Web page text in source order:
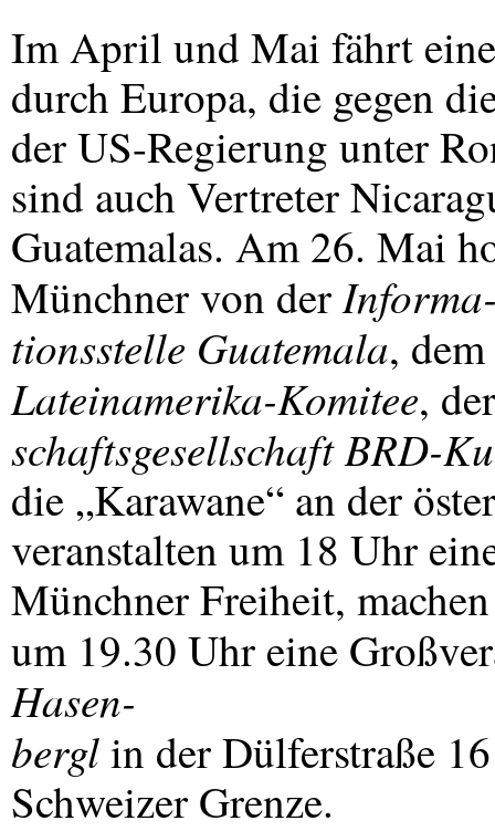
Im April und Mai fährt
durch Europa, die gegen
der US-Regierung unter
sind auch Vertreter
Guatemalas. Am 26. Mai
Münchner von der
tionsstelle Guatemala, dem
Lateinamerika-Komitee,
schaftsgesellschaftBRD-
die „Karawane“ an der
veranstalten um 18 Uhr
Münchner Freiheit,
um 19.30 Uhr eine
Hasen-
berglin der Dülferstraße
Schweizer Grenze.